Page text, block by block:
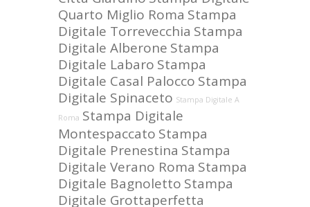
Quarto Miglio Roma Stampa
Digitale Torrevecchia Stampa
Digitale Alberone Stampa
Digitale Labaro Stampa
Digitale Casal Palocco Stampa
Digitale Spinaceto Stampa Digitale A
Roma Stampa Digitale
Montespaccato Stampa
Digitale Prenestina Stampa
Digitale Verano Roma Stampa
Digitale Bagnoletto Stampa
Digitale Grottaperfetta